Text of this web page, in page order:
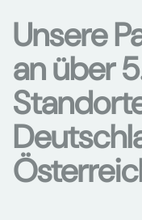
Unsere
an über